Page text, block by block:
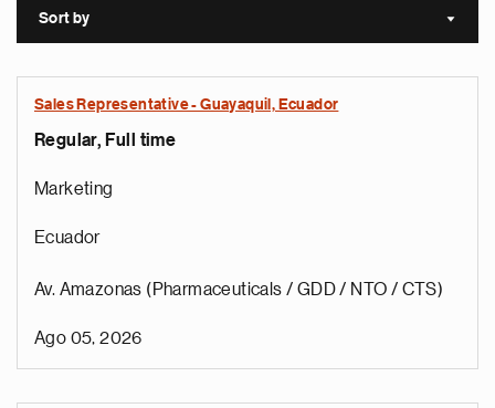
Sort by Sort
Sales Representative - Guayaquil, Ecuador
Regular, Full time
Marketing
Ecuador
Av. Amazonas (Pharmaceuticals / GDD / NTO / CTS)
Ago 05, 2026